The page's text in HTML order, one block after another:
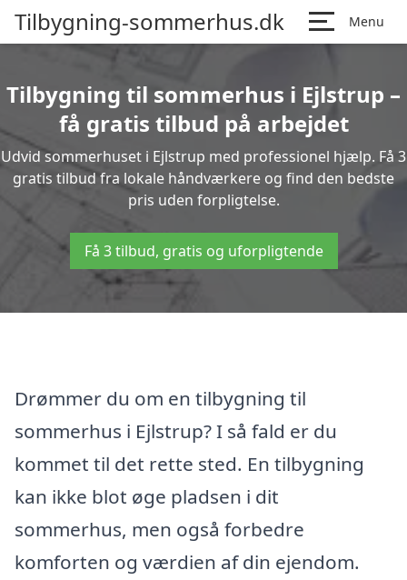
Tilbygning-sommerhus.dk Menu
Tilbygning til sommerhus i Ejlstrup –
få gratis tilbud på arbejdet
Udvid sommerhuset i Ejlstrup med professionel hjælp. Få 3
gratis tilbud fra lokale håndværkere og find den bedste
pris uden forpligtelse.
Få 3 tilbud, gratis og uforpligtende
Drømmer du om en tilbygning til
sommerhus i Ejlstrup? I så fald er du
kommet til det rette sted. En tilbygning
kan ikke blot øge pladsen i dit
sommerhus, men også forbedre
komforten og værdien af din ejendom.